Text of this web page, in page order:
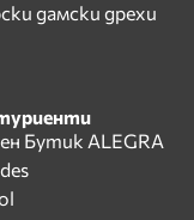
дамски дрехи
Бутик ALEGRA